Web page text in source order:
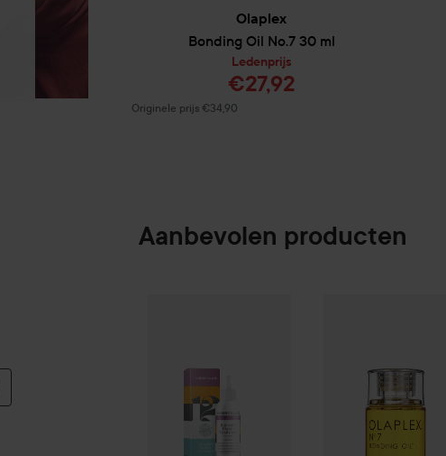
Olaplex
Bonding Oil No.7 30 ml
Ledenprijs
€27,92
Originele prijs €34,90
Normale prijs €34,90
Aanbevolen producten